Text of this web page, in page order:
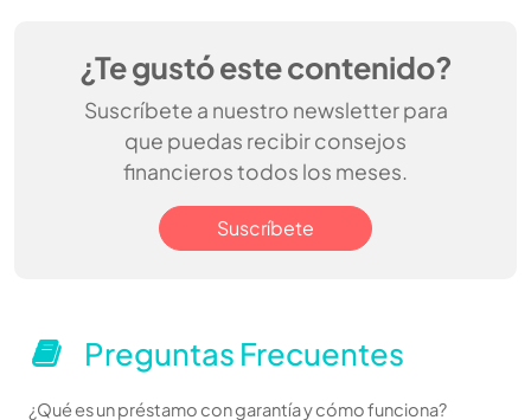
¿Te gustó este contenido?
Suscríbete a nuestro newsletter para
que puedas recibir consejos
financieros todos los meses.
Suscríbete
Preguntas Frecuentes
¿Qué es un préstamo con garantía y cómo funciona?